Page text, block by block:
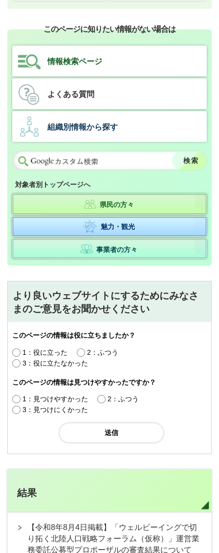
このページに知りたい情報がない場合は
情報検索ページ
よくある質問
組織別情報から探す
対象者別トップページへ
県民の方々
魅力・観光
事業者の方々
より良いウェブサイトにするためにみなさ
まのご意見をお聞かせください
このページの情報は役に立ちましたか？
1：役に立った
2：ふつう
3：役に立たなかった
このページの情報は見つけやすかったですか？
1：見つけやすかった
2：ふつう
3：見つけにくかった
結果
【令和8年8月4日掲載】「ウェルビーイングで切
り拓く北陸人口戦略フォーラム（仮称）」運営業
務委託公募型プロポーザルの審査結果について